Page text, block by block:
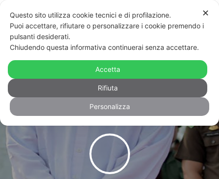
Malesia: incarcerati, picchiati e
multati solo per aver cercato di fare
sesso
✕
Questo sito utilizza cookie tecnici e di profilazione.
Puoi accettare, rifiutare o personalizzare i cookie premendo i
pulsanti desiderati.
Chiudendo questa informativa continuerai senza accettare.
Accetta
Rifiuta
Personalizza